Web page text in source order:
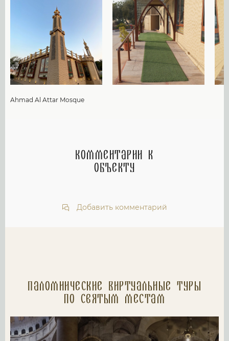
Ahmad Al Attar Mosque
Комментарии к
объекту
Добавить комментарий
Паломнические Виртуальные туры
по святым местам